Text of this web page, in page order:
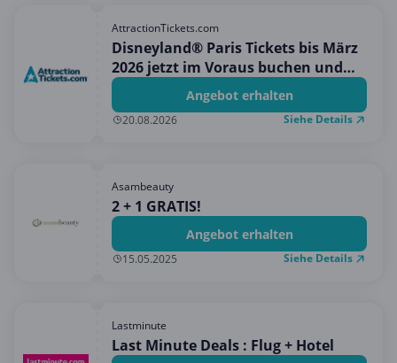
AttractionTickets.com
Disneyland® Paris Tickets bis März
2026 jetzt im Voraus buchen und
den Bestpreis + ein kostenloses
Geschenk erhalten!
Angebot erhalten
20.08.2026 Siehe Details
Asambeauty
2 + 1 GRATIS!
Angebot erhalten
15.05.2025 Siehe Details
Lastminute
Last Minute Deals : Flug + Hotel